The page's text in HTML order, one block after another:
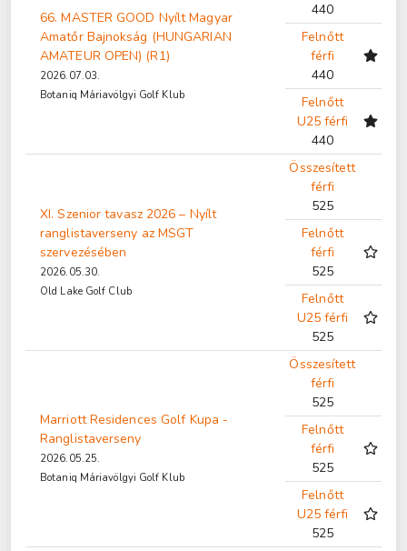
66. MASTER GOOD Nyílt Magyar
Amatőr Bajnokság (HUNGARIAN
AMATEUR OPEN) (R1)
2026.07.03.
Botaniq Máriavölgyi Golf Klub
440
Felnőtt
férfi
440
Felnőtt
U25 férfi
440
XI. Szenior tavasz 2026 – Nyílt
ranglistaverseny az MSGT
szervezésében
2026.05.30.
Old Lake Golf Club
Összesített
férfi
525
Felnőtt
férfi
525
Felnőtt
U25 férfi
525
Marriott Residences Golf Kupa -
Ranglistaverseny
2026.05.25.
Botaniq Máriavölgyi Golf Klub
Összesített
férfi
525
Felnőtt
férfi
525
Felnőtt
U25 férfi
525